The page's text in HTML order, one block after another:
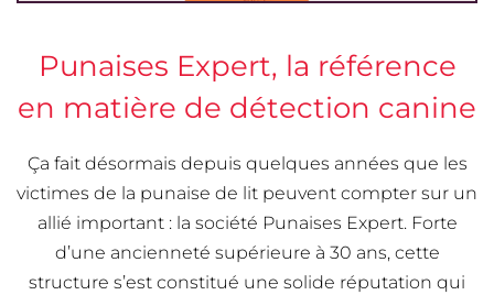
Punaises Expert, la référence
en matière de détection canine
Ça fait désormais depuis quelques années que les
victimes de la punaise de lit peuvent compter sur un
allié important : la société Punaises Expert. Forte
d’une ancienneté supérieure à 30 ans, cette
structure s’est constitué une solide réputation qui